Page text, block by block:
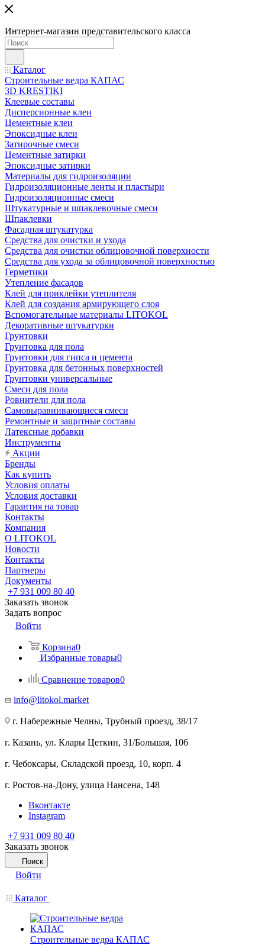
Интернет-магазин представительского класса
Каталог
Строительные ведра КАПАС
3D KRESTIKI
Клеевые составы
Дисперсионные клеи
Цементные клеи
Эпоксидные клеи
Затирочные смеси
Цементные затирки
Эпоксидные затирки
Материалы для гидроизоляции
Гидроизоляционные ленты и пластыри
Гидроизоляционные смеси
Штукатурные и шпаклевочные смеси
Шпаклевки
Фасадная штукатурка
Средства для очистки и ухода
Средства для очистки облицовочной поверхности
Средства для ухода за облицовочной поверхностью
Герметики
Утепление фасадов
Клей для приклейки утеплителя
Клей для создания армирующего слоя
Вспомогательные материалы LITOKOL
Декоративные штукатурки
Грунтовки
Грунтовка для пола
Грунтовки для гипса и цемента
Грунтовка для бетонных поверхностей
Грунтовки универсальные
Смеси для пола
Ровнители для пола
Самовыравнивающиеся смеси
Ремонтные и защитные составы
Латексные добавки
Инструменты
Акции
Бренды
Как купить
Условия оплаты
Условия доставки
Гарантия на товар
Контакты
Компания
О LITOKOL
Новости
Контакты
Партнеры
Документы
+7 931 009 80 40
Заказать звонок
Задать вопрос
Войти
Корзина0
Избранные товары0
Сравнение товаров0
info@litokol.market
г. Набережные Челны, Трубный проезд, 38/17
г. Казань, ул. Клары Цеткин, 31/Большая, 106
г. Чебоксары, Складской проезд, 10, корп. 4
г. Ростов-на-Дону, улица Нансена, 148
Вконтакте
Instagram
+7 931 009 80 40
Заказать звонок
Поиск
Войти
Каталог
Строительные ведра КАПАС